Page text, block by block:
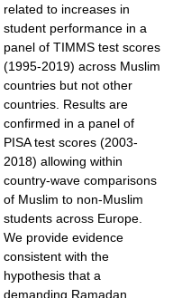
related to increases in
student performance in a
panel of TIMMS test scores
(1995-2019) across Muslim
countries but not other
countries. Results are
confirmed in a panel of
PISA test scores (2003-
2018) allowing within
country-wave comparisons
of Muslim to non-Muslim
students across Europe.
We provide evidence
consistent with the
hypothesis that a
demanding Ramadan